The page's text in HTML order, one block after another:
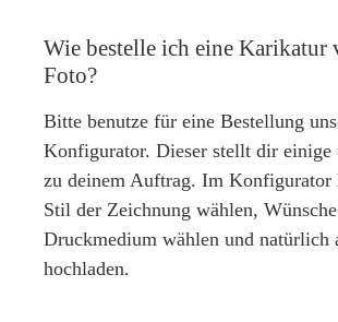
Wie bestelle ich eine Karikatur
Foto?
Bitte benutze für eine Bestellung
Konfigurator. Dieser stellt dir einige
zu deinem Auftrag. Im Konfigurator
Stil der Zeichnung wählen,
Druckmedium wählen und natürlich
hochladen.